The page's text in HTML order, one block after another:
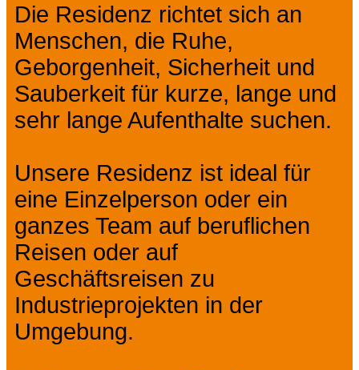
Die Residenz richtet sich an
Menschen, die Ruhe,
Geborgenheit, Sicherheit und
Sauberkeit für kurze, lange und
sehr lange Aufenthalte suchen.
Unsere Residenz ist ideal für
eine Einzelperson oder ein
ganzes Team auf beruflichen
Reisen oder auf
Geschäftsreisen zu
Industrieprojekten in der
Umgebung.